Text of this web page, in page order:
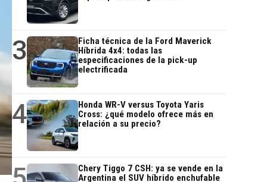
3
Ficha técnica de la Ford Maverick
Híbrida 4x4: todas las
especificaciones de la pick-up
electrificada
4
Honda WR-V versus Toyota Yaris
Cross: ¿qué modelo ofrece más en
relación a su precio?
Chery Tiggo 7 CSH: ya se vende en la
Argentina el SUV híbrido enchufable